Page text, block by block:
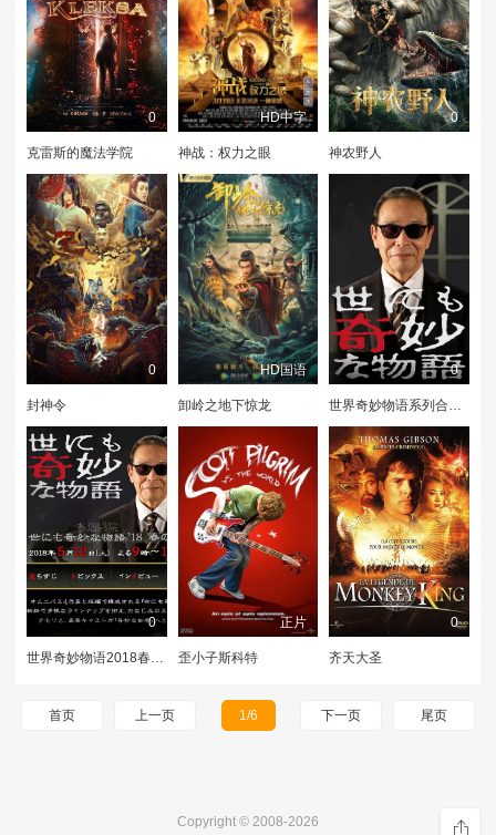
0
克雷斯的魔法学院
HD中字
神战：权力之眼
0
神农野人
0
封神令
HD国语
卸岭之地下惊龙
0
世界奇妙物语系列合辑2010-2017
0
世界奇妙物语2018春季SP
正片
歪小子斯科特
0
齐天大圣
首页 上一页 1/6 下一页 尾页
Copyright © 2008-2026